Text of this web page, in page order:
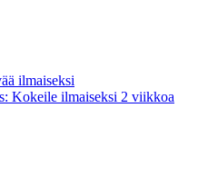
ilmaiseksi
Kokeile ilmaiseksi 2 viikkoa